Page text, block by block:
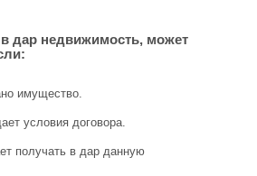
дар недвижимость, может
имущество.
условия договора.
получать в дар данную